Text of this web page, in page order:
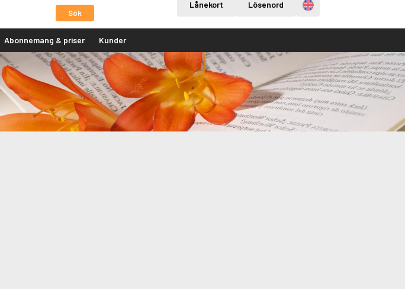
Sök
Lånekort Lösenord Engelska
Abonnemang & priser Kunder